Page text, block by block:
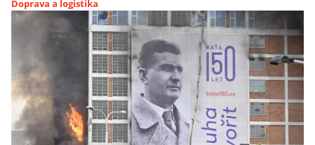
Doprava a logistika